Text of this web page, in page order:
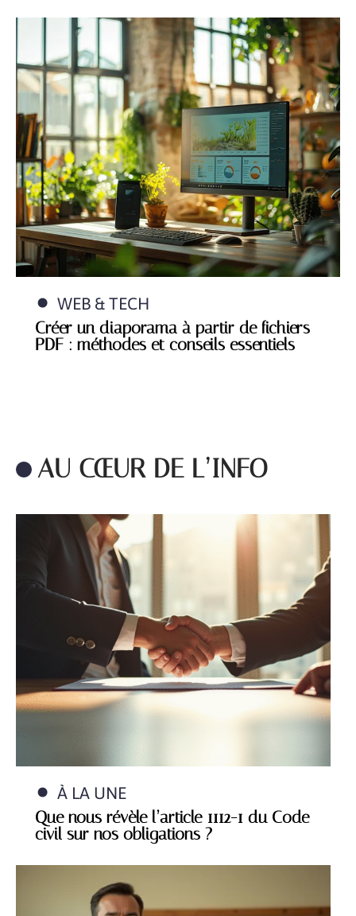
WEB & TECH
Créer un diaporama à partir de fichiers
PDF : méthodes et conseils essentiels
AU CŒUR DE L’INFO
À LA UNE
Que nous révèle l’article 1112-1 du Code
civil sur nos obligations ?